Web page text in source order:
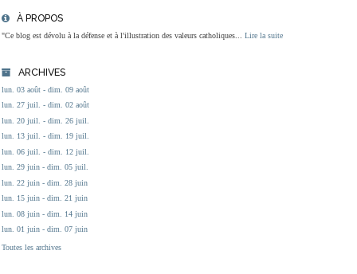
À PROPOS
"Ce blog est dévolu à la défense et à l'illustration des valeurs catholiques... Lire la suite
ARCHIVES
lun. 03 août - dim. 09 août
lun. 27 juil. - dim. 02 août
lun. 20 juil. - dim. 26 juil.
lun. 13 juil. - dim. 19 juil.
lun. 06 juil. - dim. 12 juil.
lun. 29 juin - dim. 05 juil.
lun. 22 juin - dim. 28 juin
lun. 15 juin - dim. 21 juin
lun. 08 juin - dim. 14 juin
lun. 01 juin - dim. 07 juin
Toutes les archives